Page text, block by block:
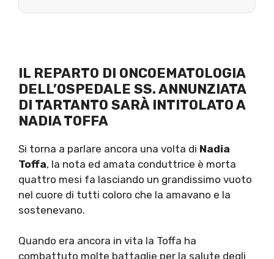
IL REPARTO DI ONCOEMATOLOGIA
DELL’OSPEDALE SS. ANNUNZIATA
DI TARTANTO SARÀ INTITOLATO A
NADIA TOFFA
Si torna a parlare ancora una volta di Nadia
Toffa, la nota ed amata conduttrice è morta
quattro mesi fa lasciando un grandissimo vuoto
nel cuore di tutti coloro che la amavano e la
sostenevano.
Quando era ancora in vita la Toffa ha
combattuto molte battaglie per la salute degli